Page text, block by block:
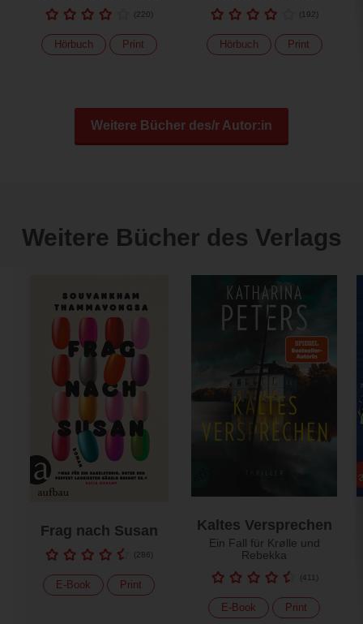
(220)
Hörbuch Print
(192)
Hörbuch Print
Weitere Bücher des/r Autor:in
Weitere Bücher des Verlags
Frag nach Susan
(286)
E-Book Print
Kaltes Versprechen
Ein Fall für Krølle und
Rebekka
(411 )
E-Book Print